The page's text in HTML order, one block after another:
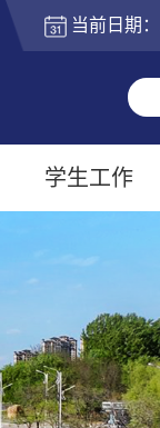
当前日期：
学生工作